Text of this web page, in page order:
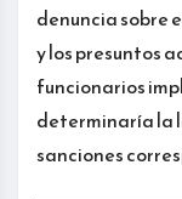
denuncia sobre
y los presuntos
funcionarios
determinaría la
sanciones